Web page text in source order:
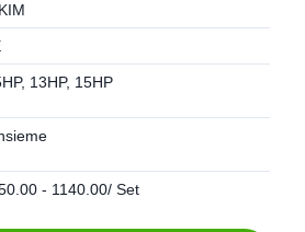
13HP, 15HP
- 1140.00/ Set